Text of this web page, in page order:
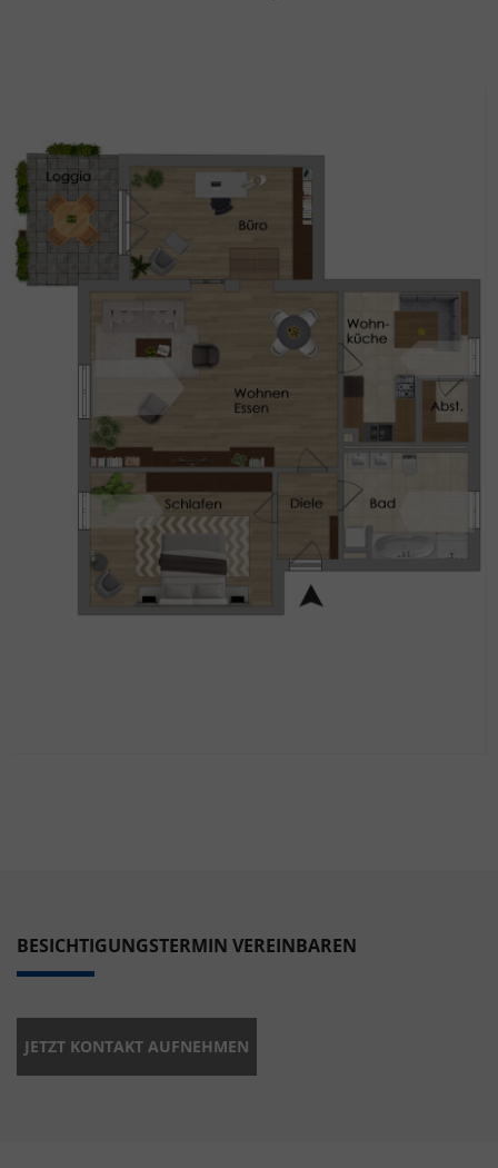
BESICHTIGUNGSTERMIN VEREINBAREN
JETZT KONTAKT AUFNEHMEN